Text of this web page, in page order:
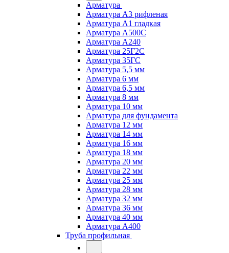
Арматура
Арматура А3 рифленая
Арматура А1 гладкая
Арматура А500С
Арматура А240
Арматура 25Г2С
Арматура 35ГС
Арматура 5,5 мм
Арматура 6 мм
Арматура 6,5 мм
Арматура 8 мм
Арматура 10 мм
Арматура для фундамента
Арматура 12 мм
Арматура 14 мм
Арматура 16 мм
Арматура 18 мм
Арматура 20 мм
Арматура 22 мм
Арматура 25 мм
Арматура 28 мм
Арматура 32 мм
Арматура 36 мм
Арматура 40 мм
Арматура А400
Труба профильная